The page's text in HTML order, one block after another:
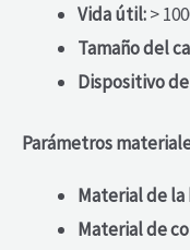
Vida útil:>
Tamaño del
Dispositivo
Parámetros
Material de la
Material de